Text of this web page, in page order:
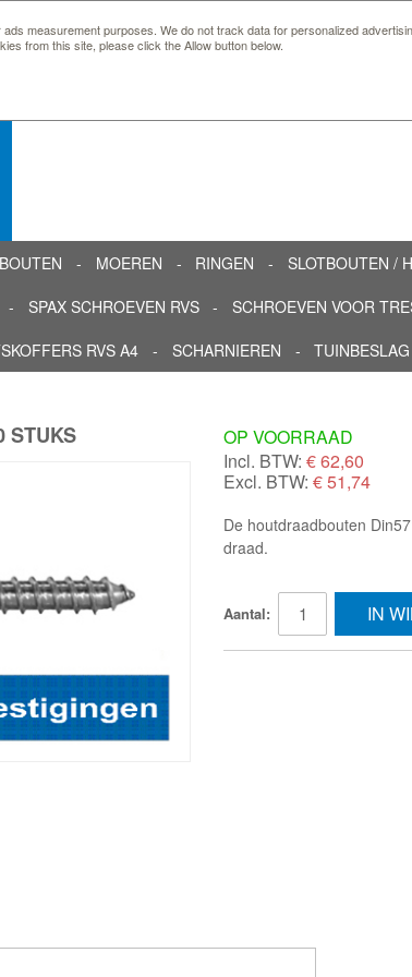
measurement purposes. We do not track data for personalized
from this site, please click the Allow button below.
MOEREN RINGEN SLOTBOUTEN /
SPAX SCHROEVEN RVS SCHROEVEN VOOR
RVS A4 SCHARNIEREN
STUKS
OP VOORRAAD
Incl. BTW: €62,60
Excl. BTW: € 51,74
De houtdraadbouten
draad.
Aantal: IN